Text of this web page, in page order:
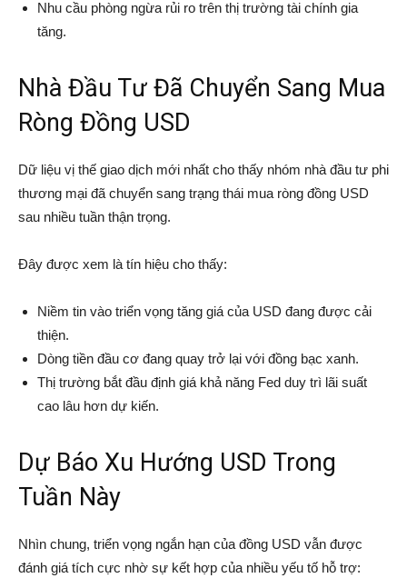
Nhu cầu phòng ngừa rủi ro trên thị trường tài chính gia
tăng.
Nhà Đầu Tư Đã Chuyển Sang Mua
Ròng Đồng USD
Dữ liệu vị thế giao dịch mới nhất cho thấy nhóm nhà đầu tư phi
thương mại đã chuyển sang trạng thái mua ròng đồng USD
sau nhiều tuần thận trọng.
Đây được xem là tín hiệu cho thấy:
Niềm tin vào triển vọng tăng giá của USD đang được cải
thiện.
Dòng tiền đầu cơ đang quay trở lại với đồng bạc xanh.
Thị trường bắt đầu định giá khả năng Fed duy trì lãi suất
cao lâu hơn dự kiến.
Dự Báo Xu Hướng USD Trong
Tuần Này
Nhìn chung, triển vọng ngắn hạn của đồng USD vẫn được
đánh giá tích cực nhờ sự kết hợp của nhiều yếu tố hỗ trợ: